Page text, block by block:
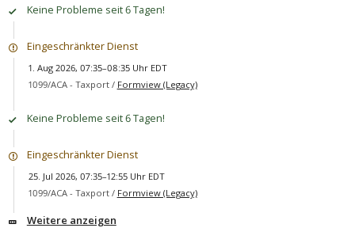
Keine Probleme seit 6 Tagen!
Eingeschränkter Dienst
1. Aug 2026, 07:35–08:35 Uhr EDT
1099/ACA - Taxport / Formview (Legacy)
Keine Probleme seit 6 Tagen!
Eingeschränkter Dienst
25. Jul 2026, 07:35–12:55 Uhr EDT
1099/ACA - Taxport / Formview (Legacy)
Weitere anzeigen